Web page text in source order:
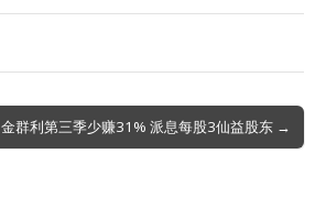
金群利第三季少赚31% 派息每股3仙益股东 →